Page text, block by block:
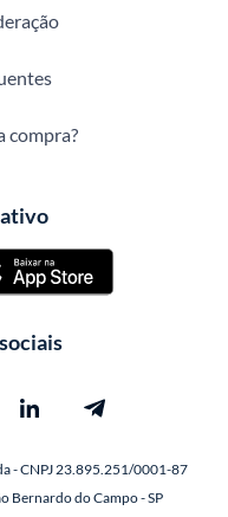
compra?
- CNPJ 23.895.251/0001-87
Bernardo do Campo - SP